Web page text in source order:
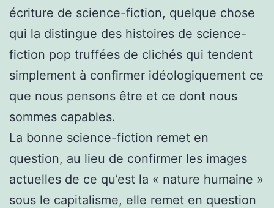
écriture de science-fiction, quelque chose
qui la distingue des histoires de science-
fiction pop truffées de clichés qui tendent
simplement à confirmer idéologiquement ce
que nous pensons être et ce dont nous
sommes capables.
La bonne science-fiction remet en
question, au lieu de confirmer les images
actuelles de ce qu’est la « nature humaine »
sous le capitalisme, elle remet en question